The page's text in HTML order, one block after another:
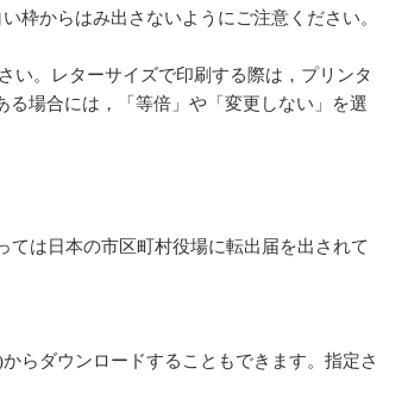
枠からはみ出さないようにご注意ください。
い。レターサイズで印刷する際は，プリンタ
場合には，「等倍」や「変更しない」を選
は日本の市区町村役場に転出届を出されて
からダウンロードすることもできます。指定さ